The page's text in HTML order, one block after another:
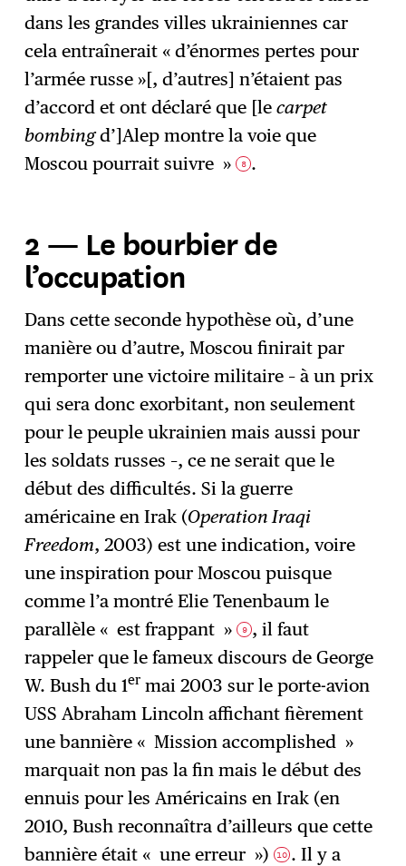
dans les grandes villes ukrainiennes car
cela entraînerait « d’énormes pertes pour
l’armée russe »[, d’autres] n’étaient pas
d’accord et ont déclaré que [lecarpet
bombingd’]Alep montre la voie que
Moscou pourrait suivre » 8 .
2 — Le bourbier de
l’occupation
Dans cette seconde hypothèse où, d’une
manière ou d’autre, Moscou finirait par
remporter une victoire militaire – à un prix
qui sera donc exorbitant, non seulement
pour le peuple ukrainien mais aussi pour
les soldats russes –, ce ne serait que le
début des difficultés. Si la guerre
américaine en Irak (Operation Iraqi
Freedom, 2003) est une indication, voire
une inspiration pour Moscou puisque
comme l’a montré Elie Tenenbaum le
parallèle « est frappant » 9 , il faut
rappeler que le fameux discours de George
W. Bush du 1er mai 2003 sur le porte-avion
USS Abraham Lincoln affichant fièrement
une bannière « Mission accomplished »
marquait non pas la fin mais le début des
ennuis pour les Américains en Irak (en
2010, Bush reconnaîtra d’ailleurs que cette
bannière était « une erreur »)10 . Il y a